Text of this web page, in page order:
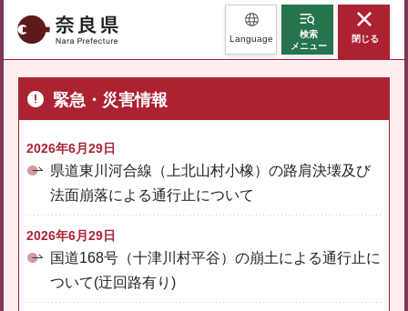
奈良県 Language
検索
メニュー
閉じる
緊急・災害情報
2026年6月29日
県道東川河合線（上北山村小橡）の路肩決壊及び
法面崩落による通行止について
2026年6月29日
国道168号（十津川村平谷）の崩土による通行止に
ついて(迂回路有り)